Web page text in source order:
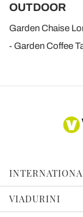
OUTDOOR
Garden Chaise
Garden Coffee
VIADURINI